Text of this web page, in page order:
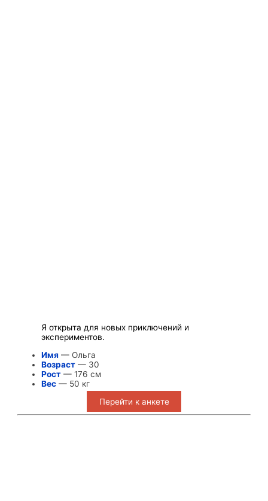
Я открыта для новых приключений и
экспериментов.
Имя — Ольга
Возраст — 30
Рост — 176 см
Вес — 50 кг
Перейти к анкете